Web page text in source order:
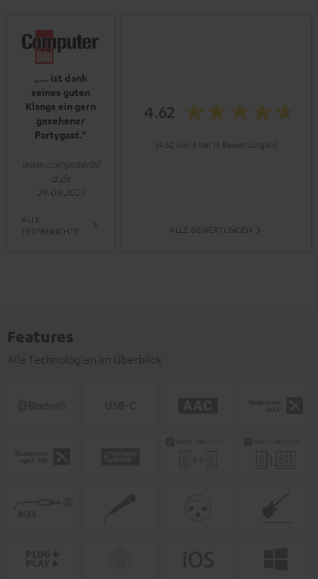
„… ist dank
seines guten
Klangs ein gern
gesehener
Partygast.“
www.computerbil
d.de
29.09.2023
ALLE
TESTBERICHTE
4.62
(4.62 von 5 bei 13 Bewertungen)
ALLE BEWERTUNGEN
Features
Alle Technologien im Überblick